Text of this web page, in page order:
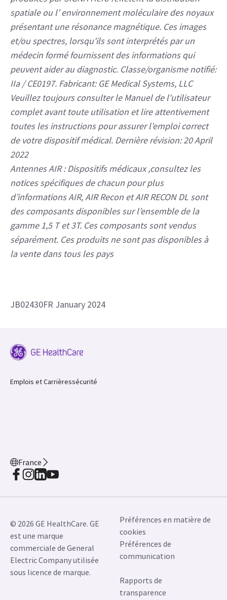
images spectroscopiques, des cartes paramétriques
et/ou des spectres, des images dynamiques des
structures et/ou des fonctions du corps entier y
compris, mais sans s'y limiter, la tête, le cou, l'ATM, la
colonne vertébrale, le sein, le cœur, l'abdomen, le
bassin, les articulations, la prostate, les vaisseaux
sanguins et les régions de l’appareil locomoteur du
corps. En fonction de la région d'intérêt, des agents
de contraste peuvent être utilisés. Les images
produites par SIGNA Hero reflètent la distribution
spatiale ou l’ environnement moléculaire des noyaux
présentant une résonance magnétique. Ces images
et/ou spectres, lorsqu'ils sont interprétés par un
médecin formé fournissent des informations qui
peuvent aider au diagnostic. Classe/organisme notifié:
IIa / CE0197. Fabricant: GE Medical Systems, LLC
Veuillez toujours consulter le Manuel de l'utilisateur
complet avant toute utilisation et lire attentivement
toutes les instructions pour assurer l'emploi correct
Antennes AIR : Dispositifs médicaux ,consultez les
des composants disponibles sur l’ensemble de la
gamme 1,5 T et 3T. Ces composants sont vendus
séparément. Ces produits ne sont pas disponibles à